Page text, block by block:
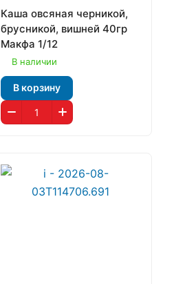
Каша овсяная черникой,
брусникой, вишней 40гр
Макфа 1/12
В наличии
В корзину